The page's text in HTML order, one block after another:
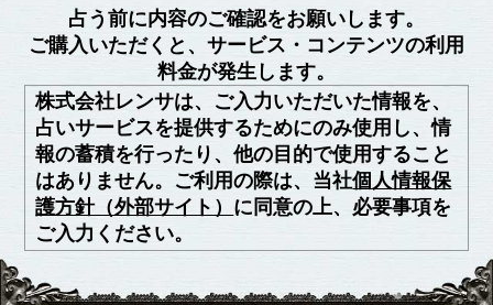
占う前に内容のご確認をお願いします。
ご購入いただくと、サービス・コンテンツの利用
料金が発生します。
株式会社レンサは、ご入力いただいた情報を、
占いサービスを提供するためにのみ使用し、情
報の蓄積を行ったり、他の目的で使用すること
はありません。ご利用の際は、当社個人情報保
護方針（外部サイト） に同意の上、必要事項を
ご入力ください。